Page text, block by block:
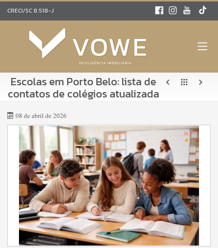
CRECI/SC 8.518-J
Escolas em Porto Belo: lista de
contatos de colégios atualizada
08 de abril de 2026